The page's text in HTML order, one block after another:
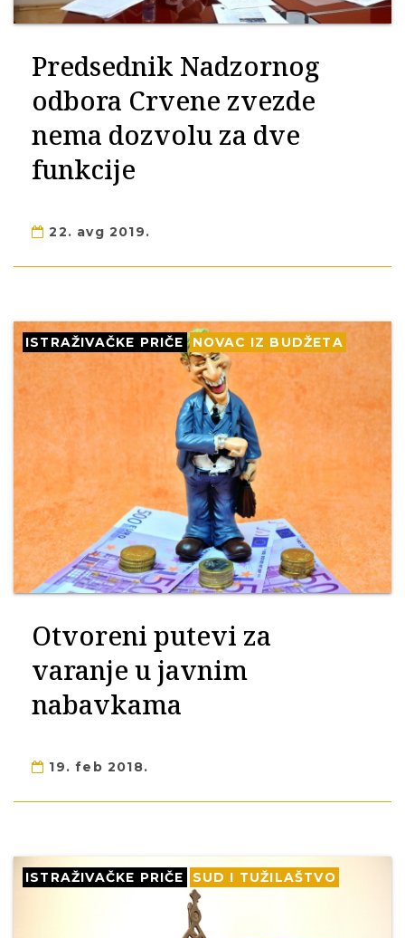
Predsednik Nadzornog
odbora Crvene zvezde
nema dozvolu za dve
funkcije
22. avg 2019.
ISTRAŽIVAČKE PRIČE NOVAC IZ BUDŽETA
Otvoreni putevi za
varanje u javnim
nabavkama
19. feb 2018.
ISTRAŽIVAČKE PRIČE SUD I TUŽILAŠTVO